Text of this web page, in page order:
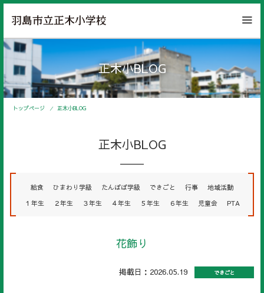
正木小BLOG
トップページ 正木小BLOG
正木小BLOG
給食 ひまわり学級 たんぽぽ学級 できごと 行事
地域活動
１年生
２年生 ３年生 ４年生 ５年生 ６年生 児童会 PTA
花飾り
掲載日：2026.05.19 できごと